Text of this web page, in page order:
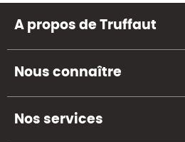
A propos de Truffaut
Nous connaître
Nos services